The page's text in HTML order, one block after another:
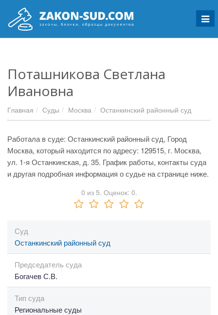
Поташникова Светлана
Ивановна
Главная Суды Москва Останкинский районный суд
Работала в суде: Останкинский районный суд, Город
Москва, который находится по адресу: 129515, г. Москва,
ул. 1-я Останкинская, д. 35. График работы, контакты суда
и другая подробная информация о судье на странице ниже.
0 из 5. Оценок: 0.
Суд
Останкинский районный суд
Председатель суда
Богачев С.В.
Тип суда
Региональные суды